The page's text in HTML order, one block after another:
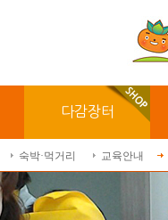
숙박·먹거리 교육안내
다감장터